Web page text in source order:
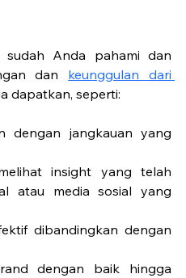
Anda pahami dan
dan keunggulan dari
dapatkan, seperti:
dengan jangkauan yang
insight yang telah
atau media sosial yang
dibandingkan dengan
dengan baik hingga